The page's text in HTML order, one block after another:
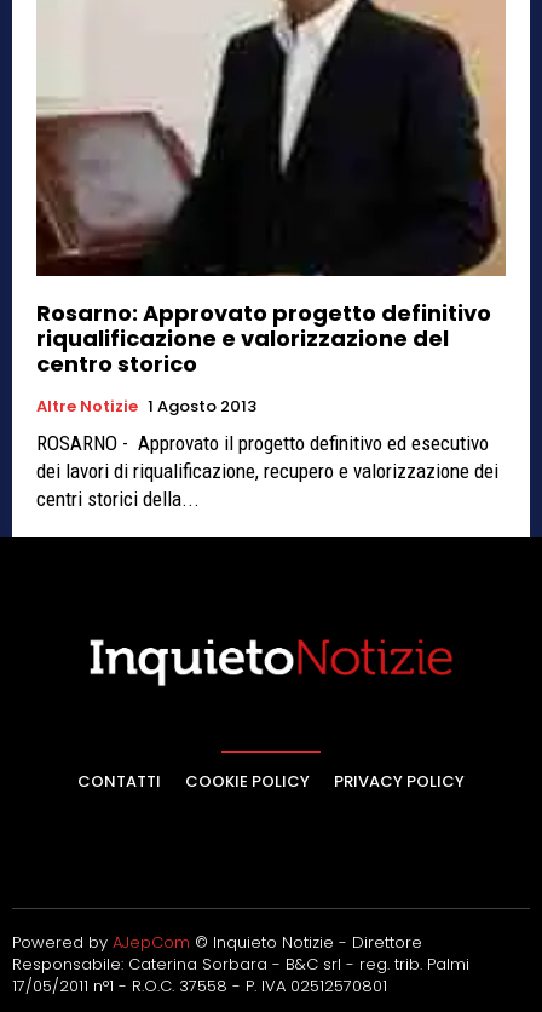
Rosarno: Approvato progetto definitivo
riqualificazione e valorizzazione del
centro storico
Altre Notizie 1 Agosto 2013
ROSARNO - Approvato il progetto definitivo ed esecutivo
dei lavori di riqualificazione, recupero e valorizzazione dei
centri storici della...
CONTATTI COOKIE POLICY PRIVACY POLICY
Powered by AJepCom © Inquieto Notizie - Direttore
Responsabile: Caterina Sorbara - B&C srl - reg. trib. Palmi
17/05/2011 n°1 - R.O.C. 37558 - P. IVA 02512570801